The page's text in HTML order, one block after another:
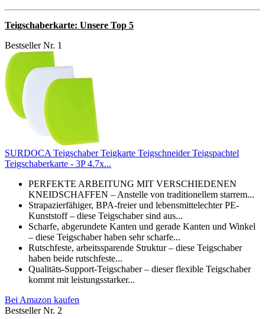
Teigschaberkarte: Unsere Top 5
Bestseller Nr. 1
SURDOCA Teigschaber Teigkarte Teigschneider Teigspachtel
Teigschaberkarte - 3P 4.7x...
PERFEKTE ARBEITUNG MIT VERSCHIEDENEN
KNEIDSCHAFFEN – Anstelle von traditionellem starrem...
Strapazierfähiger, BPA-freier und lebensmittelechter PE-
Kunststoff – diese Teigschaber sind aus...
Scharfe, abgerundete Kanten und gerade Kanten und Winkel
– diese Teigschaber haben sehr scharfe...
Rutschfeste, arbeitssparende Struktur – diese Teigschaber
haben beide rutschfeste...
Qualitäts-Support-Teigschaber – dieser flexible Teigschaber
kommt mit leistungsstarker...
Bei Amazon kaufen
Bestseller Nr. 2